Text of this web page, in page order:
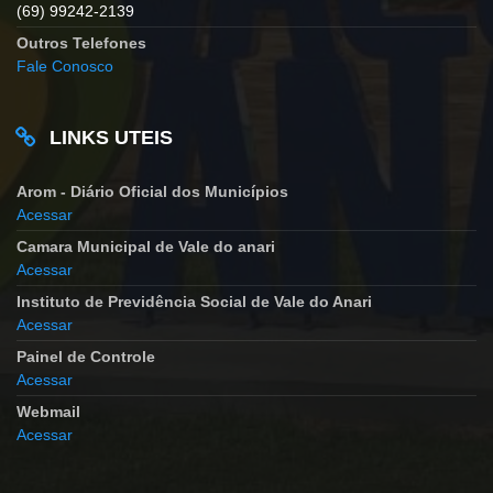
(69) 99242-2139
Outros Telefones
Fale Conosco
LINKS UTEIS
Arom - Diário Oficial dos Municípios
Acessar
Camara Municipal de Vale do anari
Acessar
Instituto de Previdência Social de Vale do Anari
Acessar
Painel de Controle
Acessar
Webmail
Acessar